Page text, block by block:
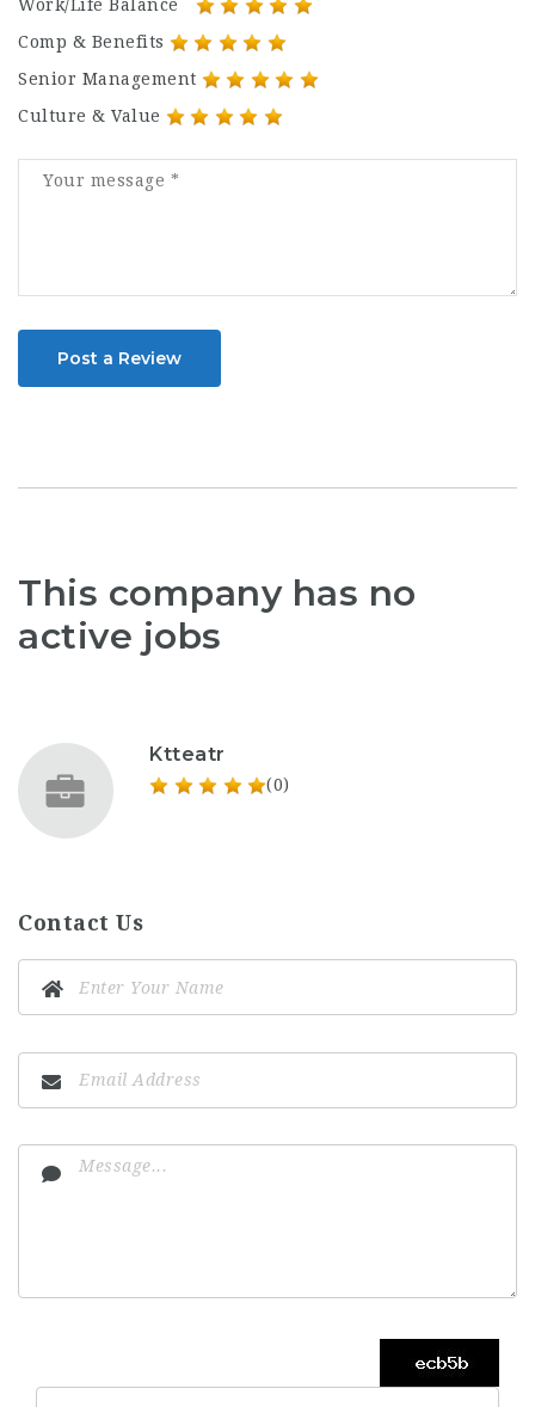
Work/Life Balance
Comp & Benefits
Senior Management
Culture & Value
Post a Review
This company has no
active jobs
Ktteatr
(0)
Contact Us